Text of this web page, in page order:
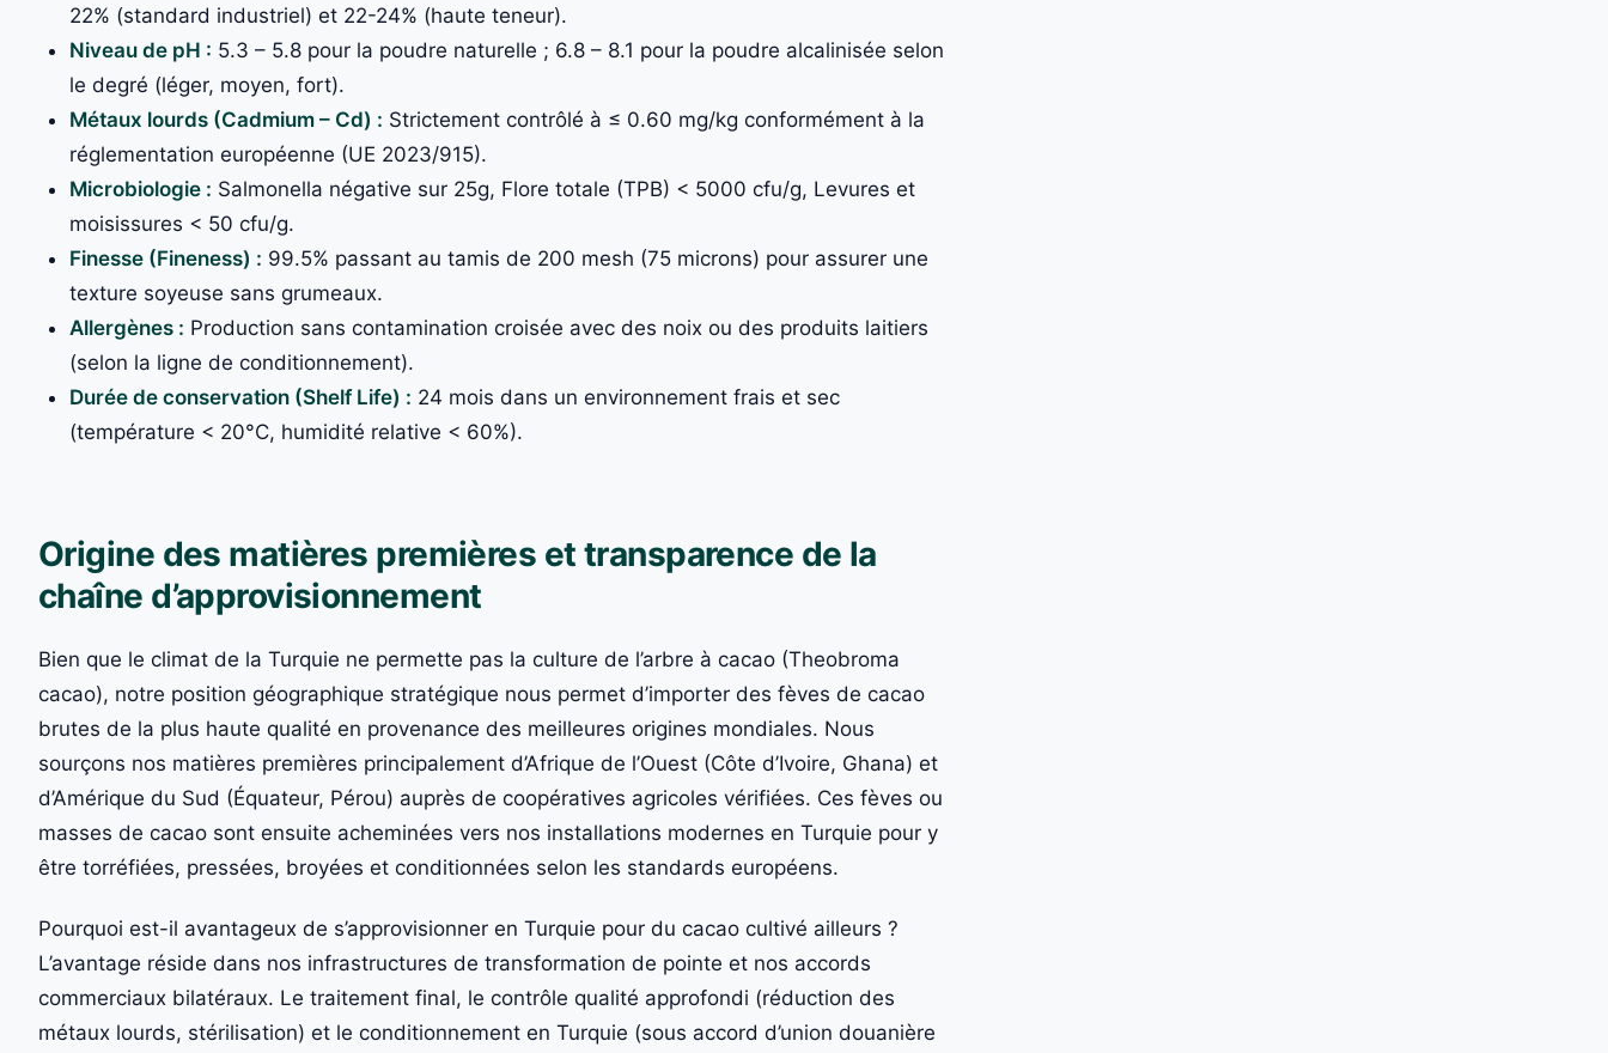
22% (standard industriel) et 22-24% (haute teneur).
Niveau de pH : 5.3 – 5.8 pour la poudre naturelle ; 6.8 – 8.1 pour la poudre alcalinisée selon
le degré (léger, moyen, fort).
Métaux lourds (Cadmium – Cd) : Strictement contrôlé à ≤ 0.60 mg/kg conformément à la
réglementation européenne (UE 2023/915).
Microbiologie : Salmonella négative sur 25g, Flore totale (TPB) < 5000 cfu/g, Levures et
moisissures < 50 cfu/g.
Finesse (Fineness) : 99.5% passant au tamis de 200 mesh (75 microns) pour assurer une
texture soyeuse sans grumeaux.
Allergènes : Production sans contamination croisée avec des noix ou des produits laitiers
(selon la ligne de conditionnement).
Durée de conservation (Shelf Life) : 24 mois dans un environnement frais et sec
(température < 20°C, humidité relative < 60%).
Origine des matières premières et transparence de la
chaîne d’approvisionnement
Bien que le climat de la Turquie ne permette pas la culture de l’arbre à cacao (Theobroma
cacao), notre position géographique stratégique nous permet d’importer des fèves de cacao
brutes de la plus haute qualité en provenance des meilleures origines mondiales. Nous
sourçons nos matières premières principalement d’Afrique de l’Ouest (Côte d’Ivoire, Ghana) et
d’Amérique du Sud (Équateur, Pérou) auprès de coopératives agricoles vérifiées. Ces fèves ou
masses de cacao sont ensuite acheminées vers nos installations modernes en Turquie pour y
être torréfiées, pressées, broyées et conditionnées selon les standards européens.
Pourquoi est-il avantageux de s’approvisionner en Turquie pour du cacao cultivé ailleurs ?
L’avantage réside dans nos infrastructures de transformation de pointe et nos accords
commerciaux bilatéraux. Le traitement final, le contrôle qualité approfondi (réduction des
métaux lourds, stérilisation) et le conditionnement en Turquie (sous accord d’union douanière